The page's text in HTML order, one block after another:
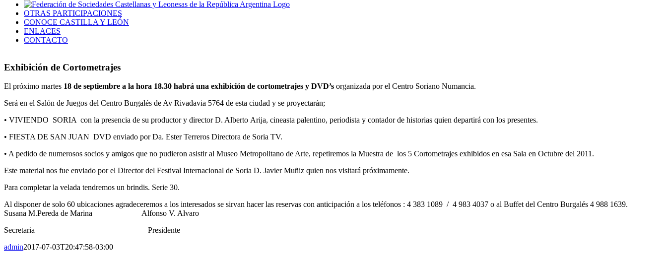
OTRAS PARTICIPACIONES
CONOCE CASTILLA Y LEÓN
ENLACES
CONTACTO
Exhibición de Cortometrajes
El próximo martes 18 de septiembre a la hora 18.30 habrá una exhibición de cortometrajes y DVD’s organizada por el Centro Soriano Numancia.
Será en el Salón de Juegos del Centro Burgalés de Av Rivadavia 5764 de esta ciudad y se proyectarán;
• VIVIENDO SORIA con la presencia de su productor y director D. Alberto Arija, cineasta palentino, periodista y contador de historias quien departirá con los presentes.
• FIESTA DE SAN JUAN DVD enviado por Da. Ester Terreros Directora de Soria TV.
• A pedido de numerosos socios y amigos que no pudieron asistir al Museo Metropolitano de Arte, repetiremos la Muestra de los 5 Cortometrajes exhibidos en esa Sala en Octubre del 2011.
Este material nos fue enviado por el Director del Festival Internacional de Soria D. Javier Muñiz quien nos visitará próximamente.
Para completar la velada tendremos un brindis. Serie 30.
Al disponer de solo 60 ubicaciones agradeceremos a los interesados se sirvan hacer las reservas con anticipación a los teléfonos : 4 383 1089 / 4 983 4037 o al Buffet del Centro Burgalés 4 988 1639.
Susana M.Pereda de Marina Alfonso V. Alvaro
Secretaria Presidente
admin2017-07-03T20:47:58-03:00